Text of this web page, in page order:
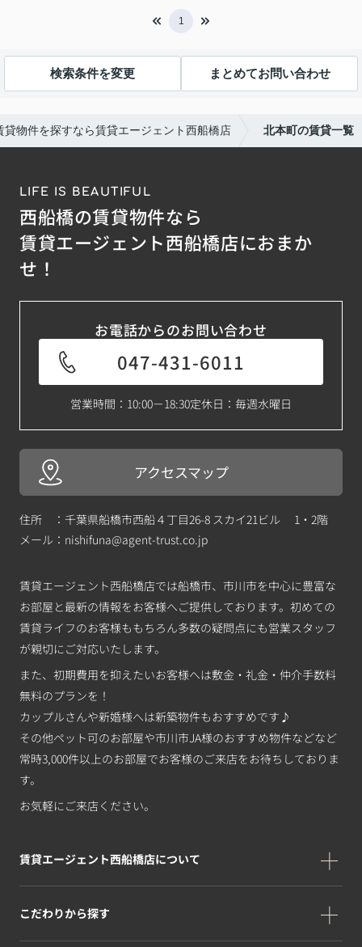
1
検索条件を変更 まとめてお問い合わせ
貸物件を探すなら賃貸エージェント西船橋店 北本町の賃貸一覧
LIFE IS BEAUTIFUL
西船橋の賃貸物件なら
賃貸エージェント西船橋店におまか
せ！
お電話からのお問い合わせ
047-431-6011
営業時間：10:00－18:30定休日：毎週水曜日
アクセスマップ
住所 ：千葉県船橋市西船４丁目26-8 スカイ21ビル 1・2階
メール： nishifuna@agent-trust.co.jp
賃貸エージェント西船橋店では船橋市、市川市を中心に豊富な
お部屋と最新の情報をお客様へご提供しております。初めての
賃貸ライフのお客様ももちろん多数の疑問点にも営業スタッフ
が親切にご対応いたします。
また、初期費用を抑えたいお客様へは敷金・礼金・仲介手数料
無料のプランを！
カップルさんや新婚様へは新築物件もおすすめです♪
その他ペット可のお部屋や市川市JA様のおすすめ物件などなど
常時3,000件以上のお部屋でお客様のご来店をお待ちしておりま
す。
お気軽にご来店ください。
賃貸エージェント西船橋店について
こだわりから探す